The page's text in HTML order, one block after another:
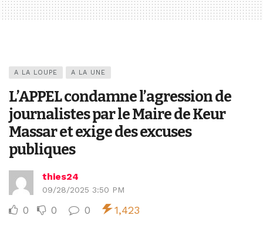
A LA LOUPE A LA UNE
L’APPEL condamne l’agression de
journalistes par le Maire de Keur
Massar et exige des excuses
publiques
thies24
09/28/2025 3:50 PM
0 0 0 1,423